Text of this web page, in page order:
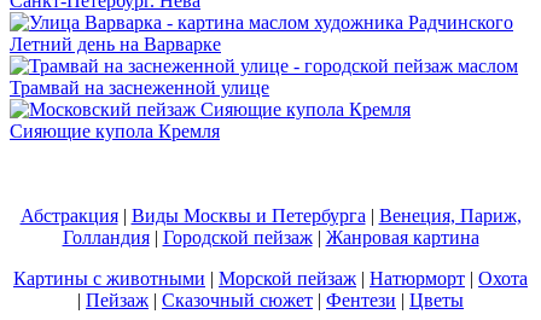
Летний день на Варварке
Трамвай на заснеженной улице
Сияющие купола Кремля
Абстракция| Виды Москвы и Петербурга | Венеция, Париж,
Голландия| Городской пейзаж| Жанровая картина
Картины с животными | Морской пейзаж | Натюрморт | Охота
| Пейзаж | Сказочный сюжет | Фентези | Цветы